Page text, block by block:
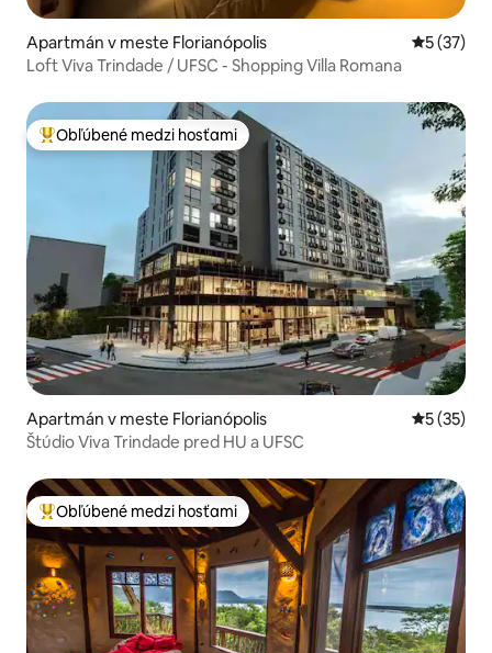
Apartmán v meste Florianópolis
5 (37)
Loft Viva Trindade / UFSC - Shopping Villa Romana
Najobľúbenejšie medzi hosťami
Obľúbené medzi hosťami
Apartmán v meste Florianópolis
5 (35)
Štúdio Viva Trindade pred HU a UFSC
Najobľúbenejšie medzi hosťami
Obľúbené medzi hosťami